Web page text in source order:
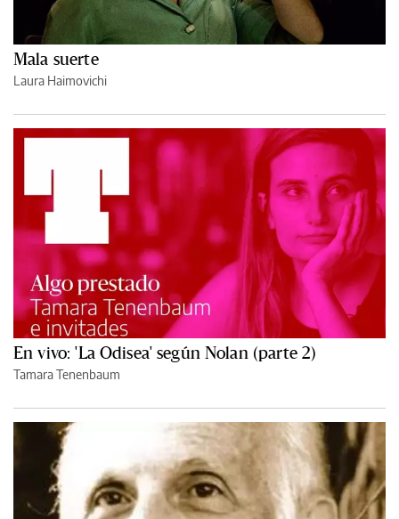
Mala suerte
Laura Haimovichi
En vivo: 'La Odisea' según Nolan (parte 2)
Tamara Tenenbaum